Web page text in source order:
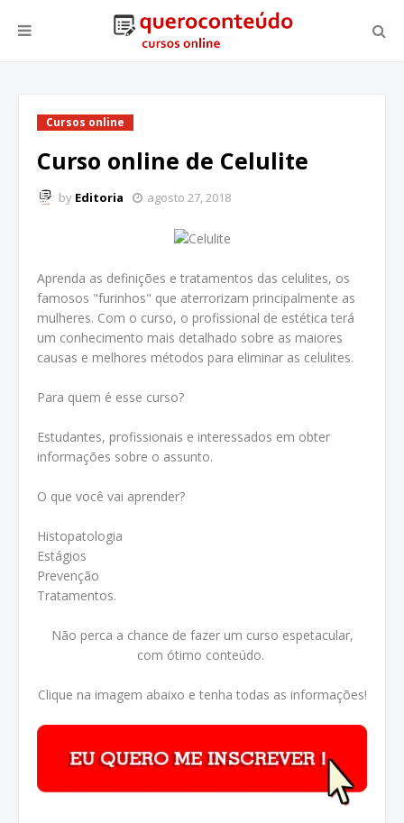
Cursos online
Curso online de Celulite
by Editoria agosto 27, 2018
Aprenda as definições e tratamentos das celulites, os
famosos "furinhos" que aterrorizam principalmente as
mulheres. Com o curso, o profissional de estética terá
um conhecimento mais detalhado sobre as maiores
causas e melhores métodos para eliminar as celulites.
Para quem é esse curso?
Estudantes, profissionais e interessados em obter
informações sobre o assunto.
O que você vai aprender?
Histopatologia
Estágios
Prevenção
Tratamentos.
Não perca a chance de fazer um curso espetacular,
com ótimo conteúdo.
Clique na imagem abaixo e tenha todas as informações!